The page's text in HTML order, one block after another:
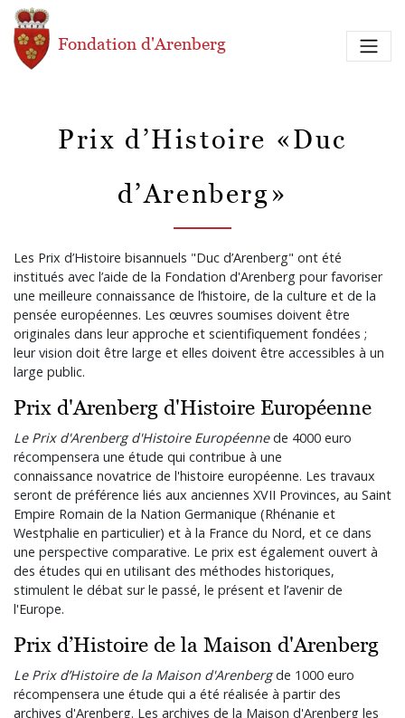
Aller au contenu principal
Fondation d'Arenberg
Prix d’Histoire «Duc
d’Arenberg»
Les Prix d’Histoire bisannuels "Duc d’Arenberg" ont été
institués avec l’aide de la Fondation d'Arenberg pour favoriser
une meilleure connaissance de l’histoire, de la culture et de la
pensée européennes. Les œuvres soumises doivent être
originales dans leur approche et scientifiquement fondées ;
leur vision doit être large et elles doivent être accessibles à un
large public.
Prix d'Arenberg d'Histoire Européenne
Le Prix d'Arenberg d'Histoire Européennede 4000 euro
récompensera une étude qui contribue à une
connaissance novatrice de l'histoire européenne. Les travaux
seront de préférence liés aux anciennes XVII Provinces, au Saint
Empire Romain de la Nation Germanique (Rhénanie et
Westphalie en particulier) et à la France du Nord, et ce dans
une perspective comparative. Le prix est également ouvert à
des études qui en utilisant des méthodes historiques,
stimulent le débat sur le passé, le présent et l’avenir de
l'Europe.
Prix d’Histoire de la Maison d'Arenberg
Le Prix d’Histoire de la Maison d'Arenbergde 1000 euro
récompensera une étude qui a été réalisée à partir des
archives d'Arenberg. Les archives de la Maison d'Arenberg les